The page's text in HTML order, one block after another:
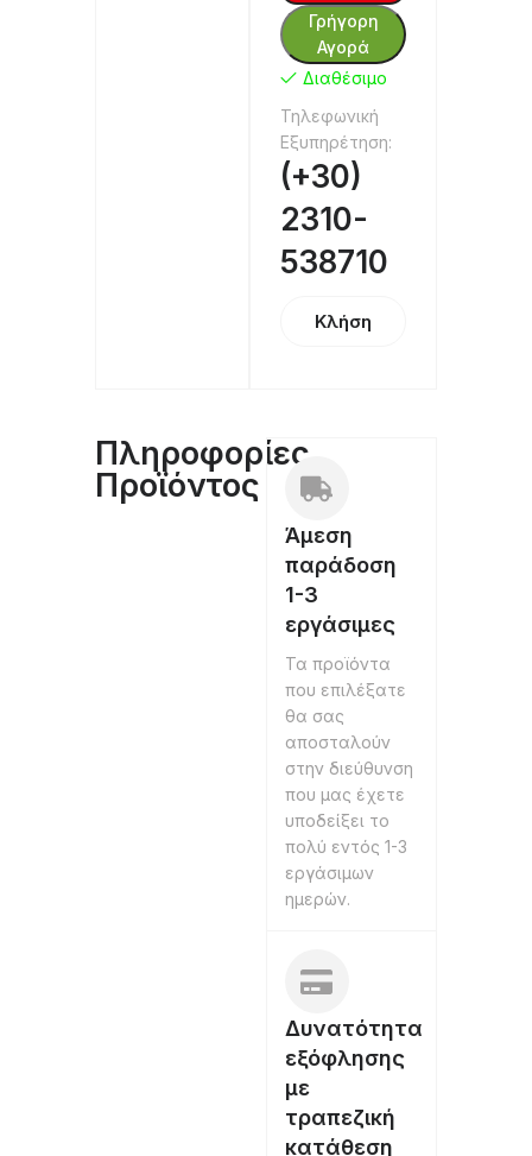
Γρήγορη
Αγορά
Διαθέσιμο
Τηλεφωνική
Εξυπηρέτηση:
(+30)
2310-
538710
Κλήση
Πληροφορίες
Προϊόντος
Άμεση
παράδοση
1-3
εργάσιμες
Τα προϊόντα
που επιλέξατε
θα σας
αποσταλούν
στην διεύθυνση
που μας έχετε
υποδείξει το
πολύ εντός 1-3
εργάσιμων
ημερών.
Δυνατότητα
εξόφλησης
με
τραπεζική
κατάθεση